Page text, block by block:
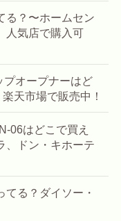
る？〜ホームセン
人気店で購入可
プオープナーはど
天市場で販売中！
06はどこで買え
、ドン・キホーテ
る？ダイソー・